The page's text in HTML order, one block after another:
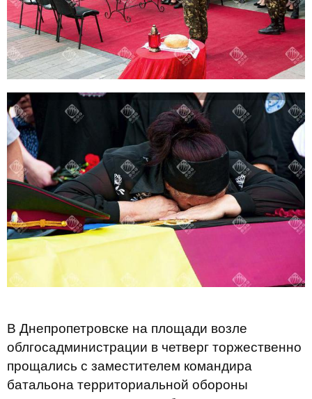
В Днепропетровске на площади возле
облгосадминистрации в четверг торжественно
прощались с заместителем командира
батальона территориальной обороны